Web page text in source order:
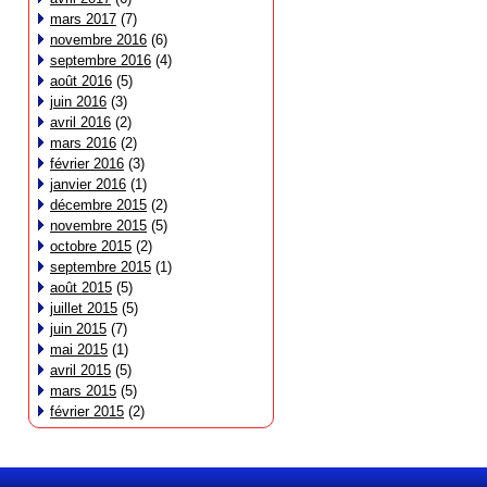
mars 2017 (7)
novembre 2016 (6)
septembre 2016 (4)
août 2016 (5)
juin 2016 (3)
avril 2016 (2)
mars 2016 (2)
février 2016 (3)
janvier 2016 (1)
décembre 2015 (2)
novembre 2015 (5)
octobre 2015 (2)
septembre 2015 (1)
août 2015 (5)
juillet 2015 (5)
juin 2015 (7)
mai 2015 (1)
avril 2015 (5)
mars 2015 (5)
février 2015 (2)